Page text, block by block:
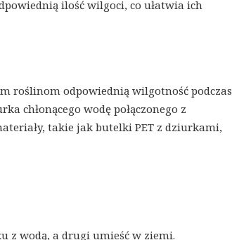
ilość wilgoci, co ułatwia ich
roślinom odpowiednią wilgotność podczas
chłonącego wodę połączonego z
takie jak butelki PET z dziurkami,
z wodą, a drugi umieść w ziemi.